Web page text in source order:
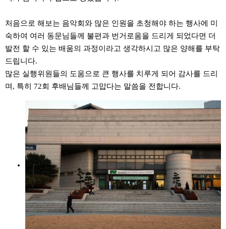
처음으로 해보는 음악회와 많은 인원을 초청해야 하는 행사에 미
숙하여 여러 동문님들께 불편과 번거로움을 드리게 되었다면 더
발전 할 수 있는 배움의 과정이라고 생각하시고 많은 양해를 부탁
드립니다.
많은 실행위원들의 도움으로 큰 행사를 치루게 되어 감사를 드리
며, 특히 72회 후배님들께 고맙다는 말씀을 전합니다.